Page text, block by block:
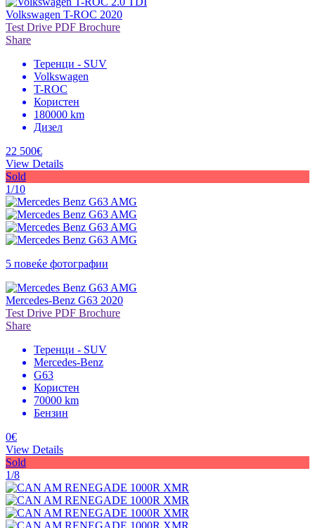
Volkswagen T-ROC 2020
Test Drive PDF Brochure
Share
Теренци - SUV
Volkswagen
T-ROC
Користен
180000 km
Дизел
22 500€
View Details
Sold
1/10
5 повеќе фотографии
Mercedes-Benz G63 2020
Test Drive PDF Brochure
Share
Теренци - SUV
Mercedes-Benz
G63
Користен
70000 km
Бензин
0€
View Details
Sold
1/8